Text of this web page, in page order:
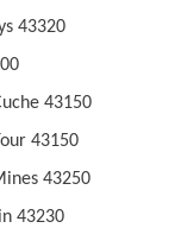
43320
43150
43150
43250
43230